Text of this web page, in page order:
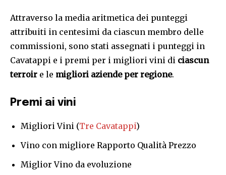
Attraverso la media aritmetica dei punteggi
attribuiti in centesimi da ciascun membro delle
commissioni, sono stati assegnati i punteggi in
Cavatappi e i premi per i migliori vini di ciascun
terroir e le migliori aziende per regione.
Premi ai vini
Migliori Vini (Tre Cavatappi)
Vino con migliore Rapporto Qualità Prezzo
Miglior Vino da evoluzione